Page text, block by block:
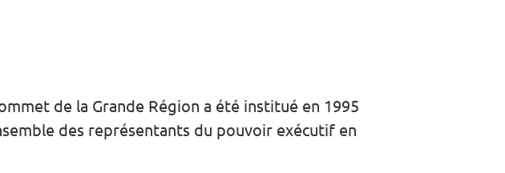
de la Grande Région a été institué en 1995
des représentants du pouvoir exécutif en